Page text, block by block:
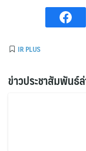
IR PLUS
ข่าวประชาสัมพันธ์